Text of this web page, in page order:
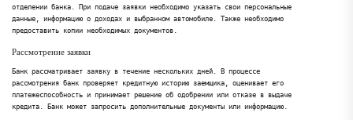
отделении банка. При подаче заявки необходимо указать свои персональные
данные, информацию о доходах и выбранном автомобиле. Также необходимо
предоставить копии необходимых документов.
Рассмотрение заявки
Банк рассматривает заявку в течение нескольких дней. В процессе
рассмотрения банк проверяет кредитную историю заемщика, оценивает его
платежеспособность и принимает решение об одобрении или отказе в выдаче
кредита. Банк может запросить дополнительные документы или информацию.